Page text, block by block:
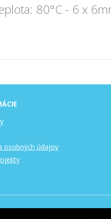
80°C - 6 x
osobných údajov